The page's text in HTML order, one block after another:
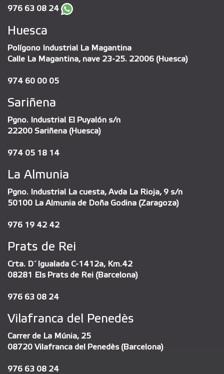
976 63 08 24
Huesca
Polígono Industrial La Magantina
Calle La Magantina, nave 23-25. 22006 (Huesca)
974 60 00 05
Sariñena
Pgno. Industrial El Puyalón s/n
22200 Sariñena (Huesca)
974 05 18 14
La Almunia
Pgno. Industrial La cuesta, Avda La Rioja, 9 s/n
50100 La Almunia de Doña Godina (Zaragoza)
976 19 42 42
Prats de Rei
Crta. D´Igualada C-1412a, Km.42
08281 Els Prats de Rei (Barcelona)
976 63 08 24
Vilafranca del Penedès
Carrer de La Múnia, 25
08720 Vilafranca del Penedès (Barcelona)
976 63 08 24